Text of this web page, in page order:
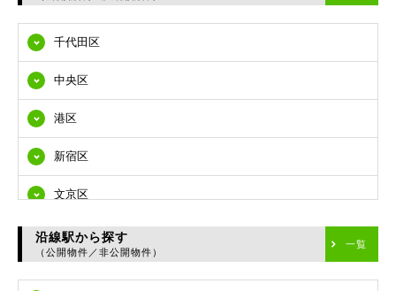
千代田区
中央区
港区
新宿区
文京区
台東区
沿線駅から探す
（公開物件／非公開物件）
一覧